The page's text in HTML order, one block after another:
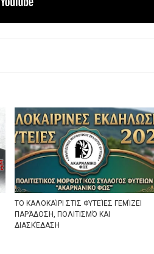
ΤΟ ΚΑΛΟΚΑΊΡΙ ΣΤΙΣ ΦΥΤΕΊΕΣ ΓΕΜΊΖΕΙ
ΠΑΡΆΔΟΣΗ, ΠΟΛΙΤΙΣΜΌ ΚΑΙ
ΔΙΑΣΚΈΔΑΣΗ